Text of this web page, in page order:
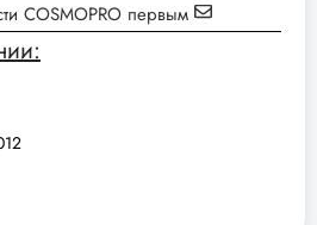
COSMOPRO первым